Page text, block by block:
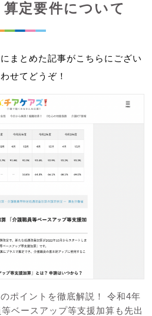
算定要件について
まとめた記事がこちらにござい
せてどうぞ！
ポイントを徹底解説！ 令和4年
ベースアップ等支援加算も先出